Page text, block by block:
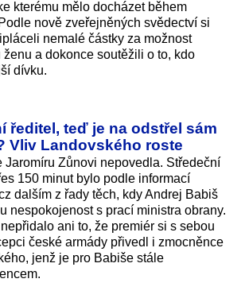
kterému mělo docházet během
nově zveřejněných svědectví si
nemalé částky za možnost
a dokonce soutěžili o to, kdo
dívku.
ředitel, teď je na odstřel sám
Vliv Landovského roste
Jaromíru Zůnovi nepovedla. Středeční
150 minut bylo podle informací
dalším z řady těch, kdy Andrej Babiš
nespokojenost s prací ministra obrany.
ani to, že premiér si s sebou
české armády přivedl i zmocněnce
jenž je pro Babiše stále